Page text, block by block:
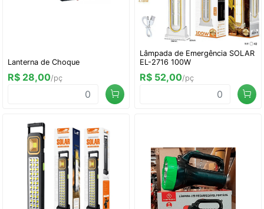
Lanterna de Choque
R$ 28,00/pç
Lâmpada de Emergência SOLAR
EL-2716 100W
R$ 52,00/pç